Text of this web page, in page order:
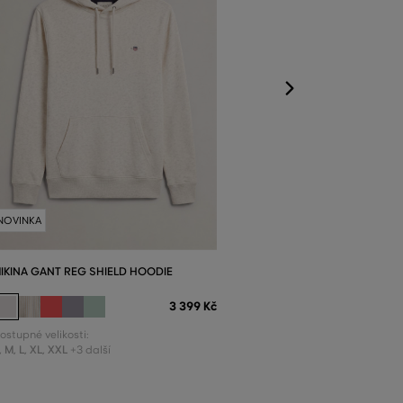
GANT REG SHIELD HOODIE
3 399 Kč
velikosti:
M L XL XXL +3 další